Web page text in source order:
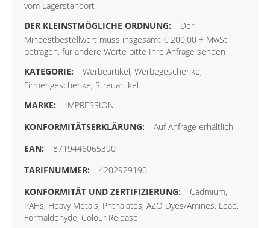
vom Lagerstandort
Der
Mindestbestellwert muss insgesamt € 200,00 + MwSt
betragen, für andere Werte bitte Ihre Anfrage senden
Werbeartikel, Werbegeschenke,
Firmengeschenke, Streuartikel
IMPRESSION
Auf Anfrage erhältlich
8719446065390
4202929190
Cadmium,
PAHs, Heavy Metals, Phthalates, AZO Dyes/Amines, Lead,
Formaldehyde, Colour Release